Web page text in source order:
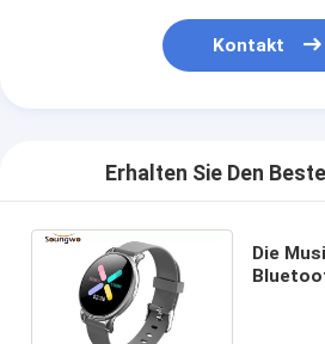
Kontakt
Erhalten Sie Den
Die